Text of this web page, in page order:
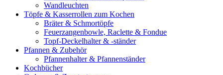
Wandleuchten
Töpfe & Kasserrollen zum Kochen
Bräter & Schmortöpfe
Feuerzangenbowle, Raclette & Fondue
Topf-Deckelhalter & -ständer
Pfannen & Zubehör
Pfannenhalter & Pfannenständer
Kochbücher